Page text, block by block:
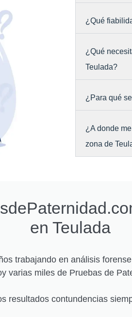
¿Qué
¿Qué
Teulada?
¿Para qué
¿A donde
zona de
en Teulada
trabajando en análisis
varias miles de Pruebas de
resultados contundencias